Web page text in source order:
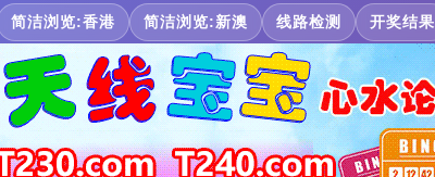
简洁浏览:香港 简洁浏览:新澳 线路检测 开奖结果